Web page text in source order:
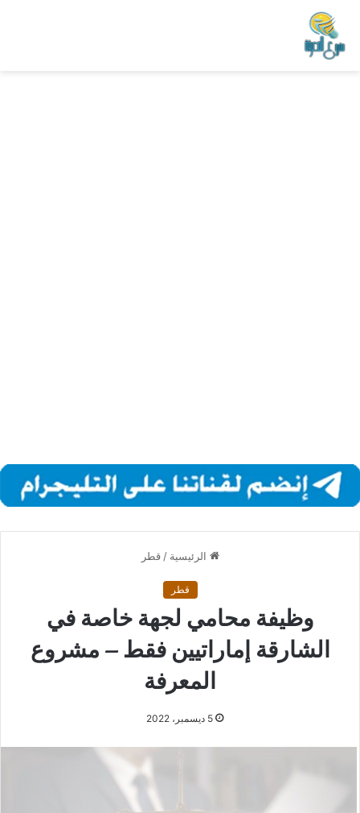
الرئيسية / قطر
قطر
وظيفة محامي لجهة خاصة في
الشارقة إماراتيين فقط – مشروع
المعرفة
5 ديسمبر، 2022